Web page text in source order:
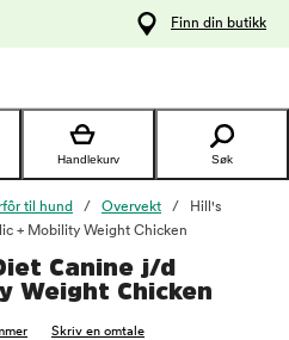
Finn din butikk
Handlekurv Søk
til hund Overvekt
Hill's
+ Mobility Weight Chicken
Canine j/d
Weight Chicken
Skriv en omtale